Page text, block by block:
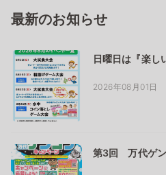
最新のお知らせ
日曜日は『楽し
2026年08月01日
第3回 万代ゲン